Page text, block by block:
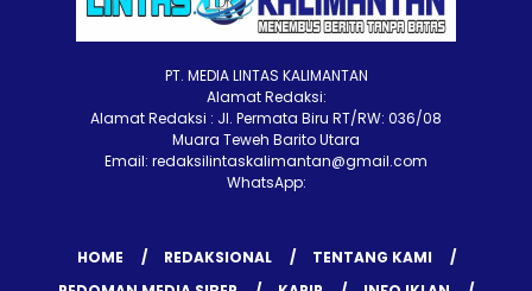
PT. MEDIA LINTAS KALIMANTAN
Alamat Redaksi:
Alamat Redaksi : Jl. Permata Biru RT/RW: 036/08
Muara Teweh Barito Utara
Email: redaksilintaskalimantan@gmail.com
WhatsApp:
HOME REDAKSIONAL
TENTANG KAMI